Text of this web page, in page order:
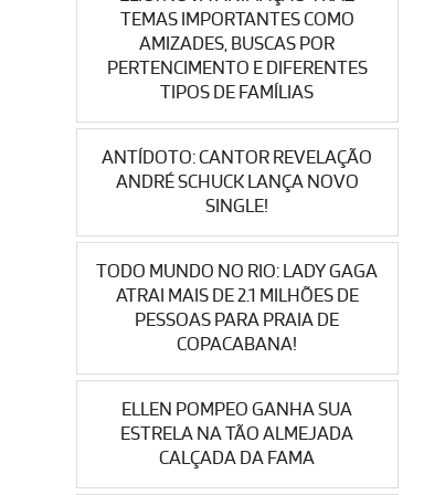
TEMAS IMPORTANTES COMO
AMIZADES, BUSCAS POR
PERTENCIMENTO E DIFERENTES
TIPOS DE FAMÍLIAS
ANTÍDOTO: CANTOR REVELAÇÃO
ANDRÉ SCHUCK LANÇA NOVO
SINGLE!
TODO MUNDO NO RIO: LADY GAGA
ATRAI MAIS DE 2.1 MILHÕES DE
PESSOAS PARA PRAIA DE
COPACABANA!
ELLEN POMPEO GANHA SUA
ESTRELA NA TÃO ALMEJADA
CALÇADA DA FAMA